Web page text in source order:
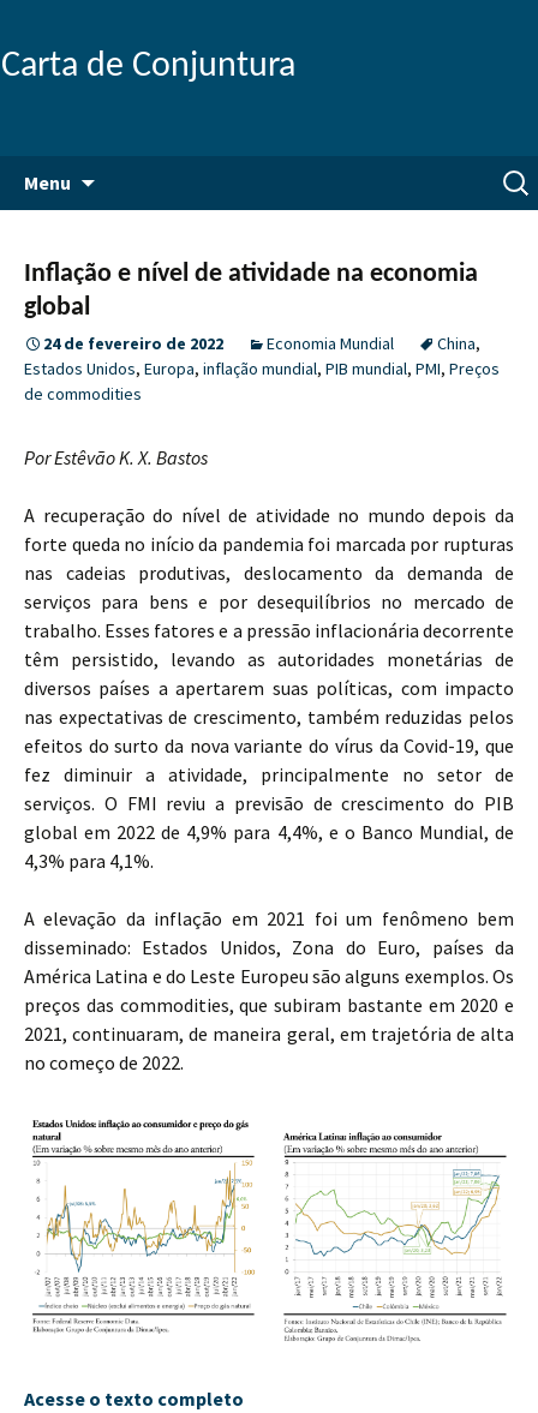
Carta de Conjuntura
Menu
conteúdo
por:
Inflação e nível de atividade na economia
global
24 de fevereiro de 2022 Economia Mundial China,
Estados Unidos, Europa, inflação mundial, PIB mundial, PMI, Preços
de commodities
Por Estêvão K. X. Bastos
A recuperação do nível de atividade no mundo depois da
forte queda no início da pandemia foi marcada por rupturas
nas cadeias produtivas, deslocamento da demanda de
serviços para bens e por desequilíbrios no mercado de
trabalho. Esses fatores e a pressão inflacionária decorrente
têm persistido, levando as autoridades monetárias de
diversos países a apertarem suas políticas, com impacto
nas expectativas de crescimento, também reduzidas pelos
efeitos do surto da nova variante do vírus da Covid-19, que
fez diminuir a atividade, principalmente no setor de
serviços. O FMI reviu a previsão de crescimento do PIB
global em 2022 de 4,9% para 4,4%, e o Banco Mundial, de
4,3% para 4,1%.
A elevação da inflação em 2021 foi um fenômeno bem
disseminado: Estados Unidos, Zona do Euro, países da
América Latina e do Leste Europeu são alguns exemplos. Os
preços das commodities, que subiram bastante em 2020 e
2021, continuaram, de maneira geral, em trajetória de alta
no começo de 2022.
Acesse o texto completo